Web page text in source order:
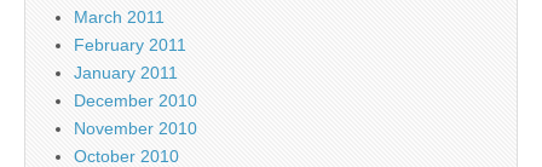
March 2011
February 2011
January 2011
December 2010
November 2010
October 2010